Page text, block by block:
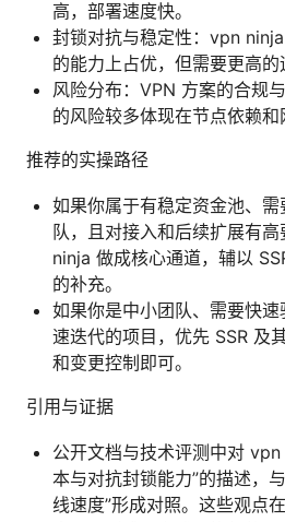
高，部署速度快。
封锁对抗与稳定性：vpn
的能力上占优，但需要更高的
风险分布：VPN 方案的合规
的风险较多体现在节点依赖和
推荐的实操路径
如果你属于有稳定资金池、
队，且对接入和后续扩展有
ninja 做成核心通道，辅以
的补充。
如果你是中小团队、需要快
速迭代的项目，优先 SSR 及
和变更控制即可。
引用与证据
公开文档与技术评测中对
本与对抗封锁能力”的描述，
线速度”形成对照。这些观点